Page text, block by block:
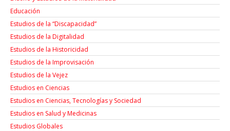
Educación
Estudios de la “Discapacidad”
Estudios de la Digitalidad
Estudios de la Historicidad
Estudios de la Improvisación
Estudios de la Vejez
Estudios en Ciencias
Estudios en Ciencias, Tecnologías y Sociedad
Estudios en Salud y Medicinas
Estudios Globales